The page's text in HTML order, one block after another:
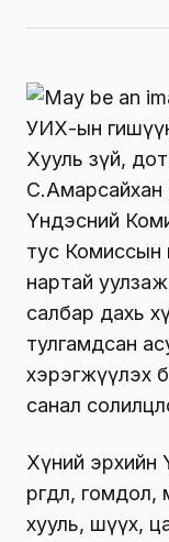
УИХ-ын
Хууль зүй,
С.Амарсайхан
Үндэсний
тус
нартай
салбар дахь
тулгамдсан
хэрэгжүүлэх
санал
Хүний эрхийн
өргөдөл,
хууль, шүүх,